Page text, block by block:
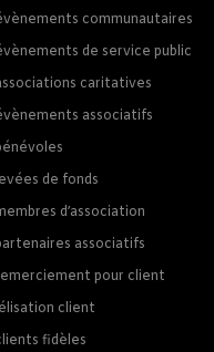
communautaires
de service public
caritatives
associatifs
de fonds
d’association
associatifs
pour client
client
fidèles